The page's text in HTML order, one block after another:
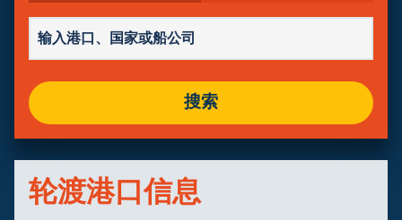
轮渡航线
轮渡港口
管理预定
搜索
轮渡港口信息